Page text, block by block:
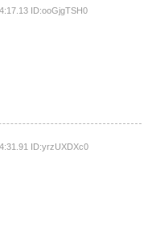
ID:ooGjgTSH0
ID:yrzUXDXc0